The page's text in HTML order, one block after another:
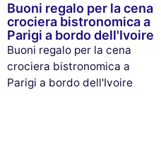
Buoni regalo per la cena
crociera bistronomica a
Parigi a bordo dell'Ivoire
Buoni regalo per la cena
crociera bistronomica a
Parigi a bordo dell'Ivoire